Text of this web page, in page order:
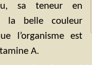
sa teneur en
la belle couleur
l’organisme est
A.